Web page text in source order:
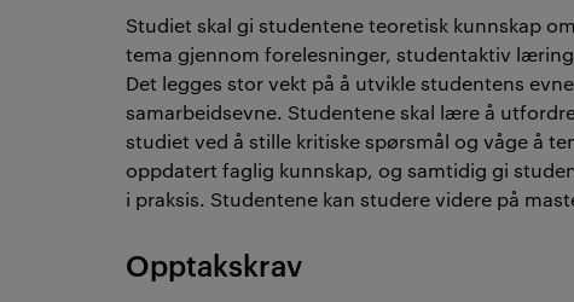
Studiet skal gi studentene teoretisk kunnskap
tema gjennom forelesninger, studentaktiv
Det legges stor vekt på å utvikle studentens
samarbeidsevne. Studentene skal lære å
studiet ved å stille kritiske spørsmål og våge å
oppdatert faglig kunnskap, og samtidig gi
i praksis. Studentene kan studere videre på
Opptakskrav